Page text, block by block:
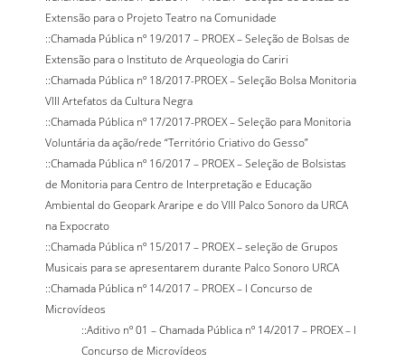
Extensão para o Projeto Teatro na Comunidade
::Chamada Pública nº 19/2017 – PROEX – Seleção de Bolsas de
Extensão para o Instituto de Arqueologia do Cariri
::Chamada Pública nº 18/2017-PROEX – Seleção Bolsa Monitoria
VIII Artefatos da Cultura Negra
::Chamada Pública nº 17/2017-PROEX – Seleção para Monitoria
Voluntária da ação/rede “Território Criativo do Gesso”
::Chamada Pública nº 16/2017 – PROEX – Seleção de Bolsistas
de Monitoria para Centro de Interpretação e Educação
Ambiental do Geopark Araripe e do VIII Palco Sonoro da URCA
na Expocrato
::Chamada Pública nº 15/2017 – PROEX – seleção de Grupos
Musicais para se apresentarem durante Palco Sonoro URCA
::Chamada Pública nº 14/2017 – PROEX – I Concurso de
Microvídeos
::Aditivo nº 01 – Chamada Pública nº 14/2017 – PROEX – I
Concurso de Microvídeos